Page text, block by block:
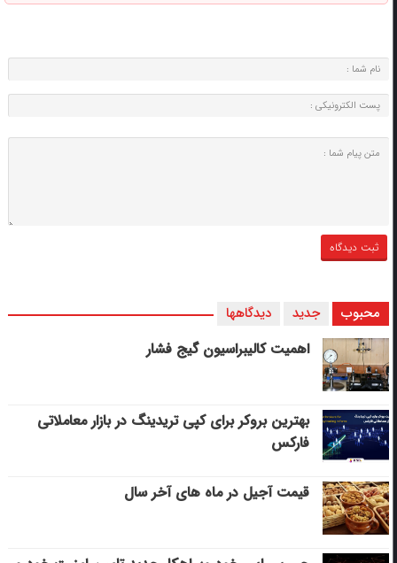
محبوب جدید دیدگاهها
اهمیت کالیبراسیون گیج فشار
بهترین بروکر برای کپی‌ تریدینگ در بازار معاملاتی
فارکس
قیمت آجیل در ماه های آخر سال